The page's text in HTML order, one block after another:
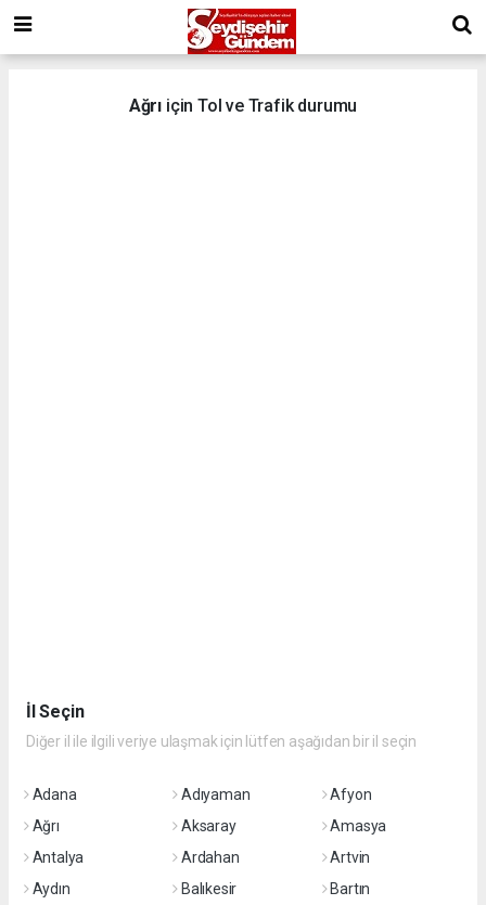
Ağrı için Tol ve Trafik durumu
İl Seçin
Diğer il ile ilgili veriye ulaşmak için lütfen aşağıdan bir il seçin
Adana Adıyaman
Afyon
Ağrı
Aksaray
Amasya
Antalya
Ardahan
Artvin
Aydın
Balıkesir
Bartın